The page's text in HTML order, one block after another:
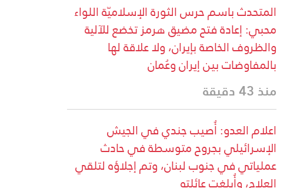
المتحدث باسم حرس الثورة الإسلاميّة اللواء
محبي: إعادة فتح مضيق هرمز تخضع للآلية
والظروف الخاصة بإيران، ولا علاقة لها
بالمفاوضات بين إيران وعُمان
منذ 43 دقيقة
اعلام العدو: أُصيب جندي في الجيش
الإسرائيلي بجروح متوسطة في حادث
عملياتي في جنوب لبنان، وتم إجلاؤه لتلقي
العلاج، وأُبلغت عائلته